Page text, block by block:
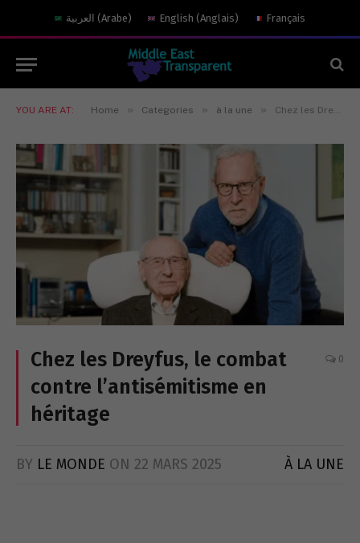
العربية (Arabe) English (Anglais) Français
YOU ARE AT: Home » Categories » à la une » Chez les Dreyfus, le combat contre l’antisémitisme en héritage
Chez les Dreyfus, le combat
contre l’antisémitisme en
héritage
0
BY LE MONDE ON 22 MARS 2025 À LA UNE